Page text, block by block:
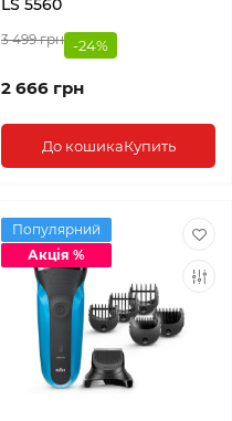
LS 5560
3 499 грн -24%
2 666 грн
До кошикаКупить
Популярний
Акція %